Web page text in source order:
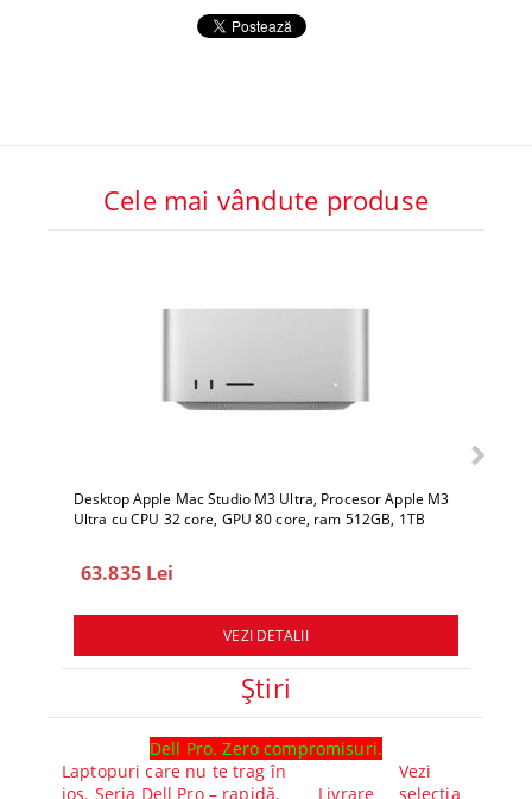
Cele mai vândute produse
Desktop Apple Mac Studio M3 Ultra, Procesor Apple M3
Ultra cu CPU 32 core, GPU 80 core, ram 512GB, 1TB
63.835 Lei
VEZI DETALII
Ştiri
Dell Pro. Zero compromisuri.
Laptopuri care nu te trag în
jos. Seria Dell Pro – rapidă,
Livrare
Vezi
selecția